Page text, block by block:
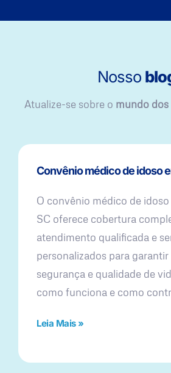
Nosso
Atualize-se sobre o mundo dos
Convênio médico de idoso
O convênio médico de
SC oferece cobertura
atendimento qualificada e
personalizados para garantir
segurança e qualidade de
como funciona e como
Leia Mais »